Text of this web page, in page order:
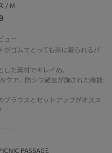
/ M
ュー
がゴムでとっても楽に着られるパ
した素材でキレイめ。
ケア、防シワ過去が施された機能
ブラウスとセットアップがオスス
PASSAGE